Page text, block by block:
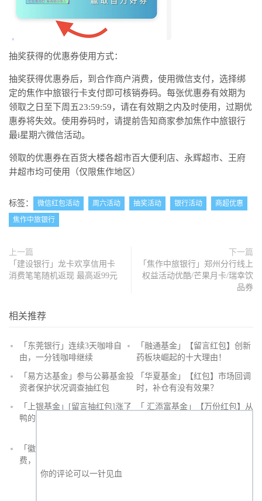
抽奖获得的优惠券使用方式：
抽奖获得优惠券后，到合作商户消费，使用微信支付，选择绑
定的焦作中旅银行卡支付即可核销券码。每张优惠券有效期为
领取之日至下周五23:59:59，请在有效期之内及时使用，过期优
惠券将失效。使用券码时，请提前告知商家参加焦作中旅银行
最i星期六微信活动。
领取的优惠券在百货大楼各超市百大便利店、永辉超市、王府
井超市均可使用（仅限焦作地区）
标签： 微信红包活动 周六活动 抽奖活动 银行活动
商超优惠
焦作中旅银行
上一篇
「建设银行」龙卡欢享信用卡
消费笔笔随机返现 最高返99元
下一篇
「焦作中旅银行」郑州分行线上
权益活动优酷/芒果月卡/瑞幸饮
品券
相关推荐
「东莞银行」连续3天咖啡自
由，一分钱咖啡继续
「融通基金」【留言红包】创新
药板块崛起的十大理由！
「易方达基金」参与公募基金投
资者保护状况调查抽红包
「华夏基金」【红包】市场回调
时，补仓有没有效果？
「上银基金」[留言抽红包]​涨了
鸭的投资旅途
「 汇添富基金」【万份红包】从
「徽商银行」手机银行充值话
费，至高立减30元